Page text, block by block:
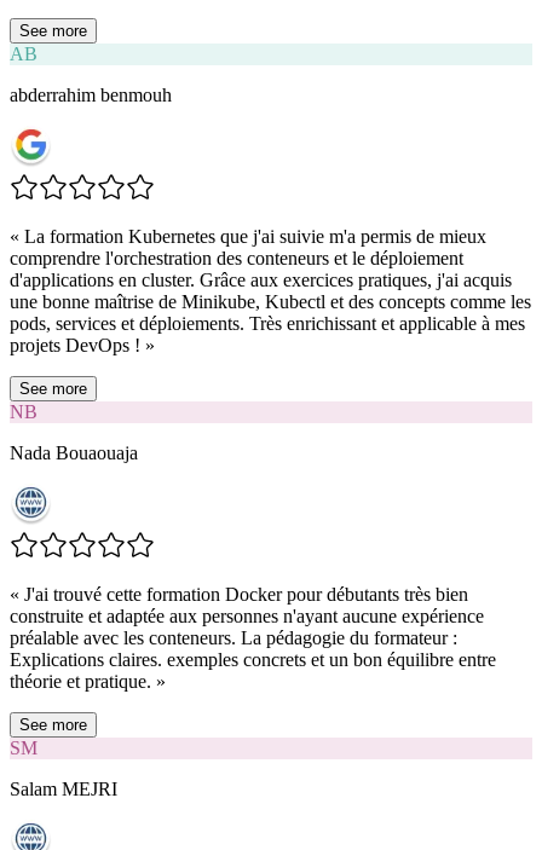
See more
AB
abderrahim benmouh
« La formation Kubernetes que j'ai suivie m'a permis de mieux
comprendre l'orchestration des conteneurs et le déploiement
d'applications en cluster. Grâce aux exercices pratiques, j'ai acquis
une bonne maîtrise de Minikube, Kubectl et des concepts comme les
pods, services et déploiements. Très enrichissant et applicable à mes
projets DevOps ! »
See more
NB
Nada Bouaouaja
« J'ai trouvé cette formation Docker pour débutants très bien
construite et adaptée aux personnes n'ayant aucune expérience
préalable avec les conteneurs. La pédagogie du formateur :
Explications claires. exemples concrets et un bon équilibre entre
théorie et pratique. »
See more
SM
Salam MEJRI